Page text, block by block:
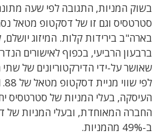
בשוק המניות, התגובה לפי שעה
סטרטסיס וגם זו של דסקטופ מטאל
בארה"ב בירידות קלות. המיזוג
ברבעון הרביעי, בכפוף לאישורים
שאושר על-ידי הדירקטוריונים של
החברה המאוחדת, ובעלי המניות של
ב-49% מהמניות.